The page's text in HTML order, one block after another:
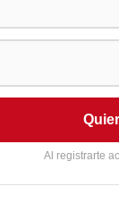
Al registrarte